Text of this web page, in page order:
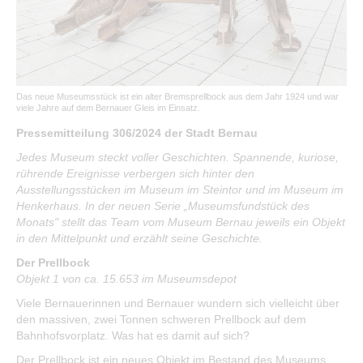
Öffentliche Auslegungen
Bürgerservice
Bürgerinformation
Stadtverwaltung
Das neue Museumsstück ist ein alter Bremsprellbock aus dem Jahr 1924 und war
viele Jahre auf dem Bernauer Gleis im Einsatz.
Pressemitteilung 306/2024 der Stadt Bernau
Jedes Museum steckt voller Geschichten. Spannende, kuriose,
rührende Ereignisse verbergen sich hinter den
Ausstellungsstücken im Museum im Steintor und im Museum im
Henkerhaus. In der neuen Serie „Museumsfundstück des
Monats" stellt das Team vom Museum Bernau jeweils ein Objekt
in den Mittelpunkt und erzählt seine Geschichte.
Der Prellbock
Objekt 1 von ca. 15.653 im Museumsdepot
Viele Bernauerinnen und Bernauer wundern sich vielleicht über
den massiven, zwei Tonnen schweren Prellbock auf dem
Bahnhofsvorplatz. Was hat es damit auf sich?
Der Prellbock ist ein neues Objekt im Bestand des Museums